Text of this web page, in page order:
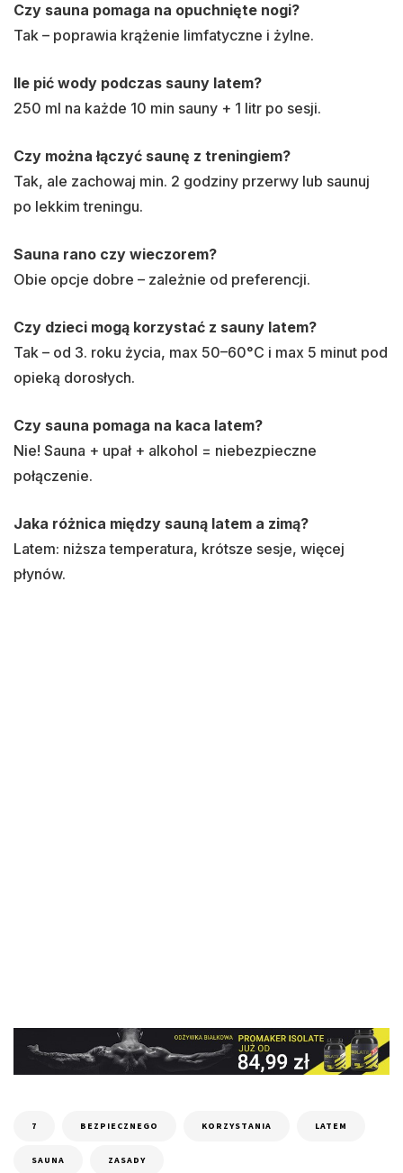
Czy sauna pomaga na opuchnięte nogi?
Tak – poprawia krążenie limfatyczne i żylne.
Ile pić wody podczas sauny latem?
250 ml na każde 10 min sauny + 1 litr po sesji.
Czy można łączyć saunę z treningiem?
Tak, ale zachowaj min. 2 godziny przerwy lub saunuj
po lekkim treningu.
Sauna rano czy wieczorem?
Obie opcje dobre – zależnie od preferencji.
Czy dzieci mogą korzystać z sauny latem?
Tak – od 3. roku życia, max 50–60°C i max 5 minut pod
opieką dorosłych.
Czy sauna pomaga na kaca latem?
Nie! Sauna + upał + alkohol = niebezpieczne
połączenie.
Jaka różnica między sauną latem a zimą?
Latem: niższa temperatura, krótsze sesje, więcej
płynów.
7 BEZPIECZNEGO KORZYSTANIA LATEM
SAUNA ZASADY